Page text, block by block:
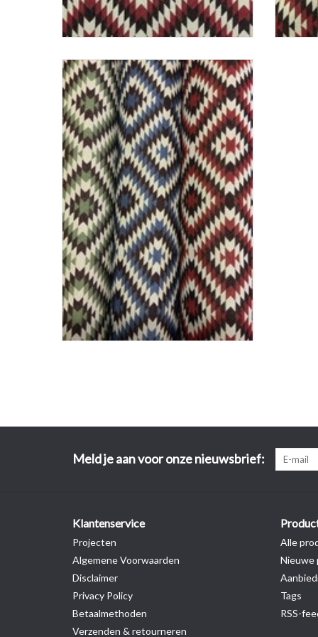
Meld je aan voor onze nieuwsbrief:
Klantenservice
Projecten
Algemene Voorwaarden
Disclaimer
Privacy Policy
Betaalmethoden
Verzenden & retourneren
Alle
Nieuwe
Tags
RSS-